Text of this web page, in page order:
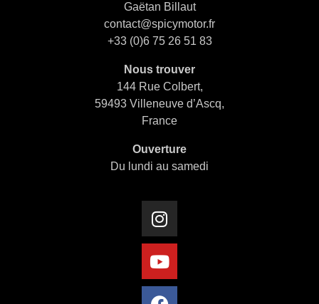
Gaëtan Billaut
contact@spicymotor.fr
+33 (0)6 75 26 51 83
Nous trouver
144 Rue Colbert,
59493 Villeneuve d’Ascq,
France
Ouverture
Du lundi au samedi